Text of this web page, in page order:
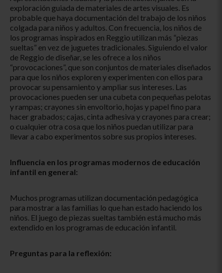
exploración guiada de materiales de artes visuales. Es
probable que haya documentación del trabajo de los niños
colgada para niños y adultos. Con frecuencia, los niños de
los programas inspirados en Reggio utilizan más “piezas
sueltas” en vez de juguetes tradicionales. Siguiendo el valor
de Reggio de diseñar, se les ofrece a los niños
“provocaciones”, que son conjuntos de materiales diseñados
para que los niños exploren y experimenten con ellos para
provocar su pensamiento y ampliar sus intereses. Las
provocaciones pueden ser una cubeta con pequeñas pelotas
y rampas; crayones sin envoltorio, hojas y papel fino para
hacer grabados; cajas, cinta adhesiva y crayones para crear;
o cualquier otra cosa que los niños puedan utilizar para
llevar a cabo experimentos sobre sus propios intereses.
Influencia en los programas modernos de educación
infantil en general:
Muchos programas utilizan documentación pedagógica
para mostrar a las familias lo que han estado haciendo los
niños. El juego de piezas sueltas también está mucho más
extendido en los programas de educación infantil.
Preguntas para la reflexión: